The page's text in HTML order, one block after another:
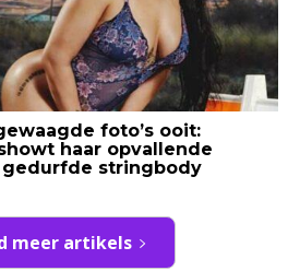
foto’s ooit:
haar opvallende
stringbody
meer artikels